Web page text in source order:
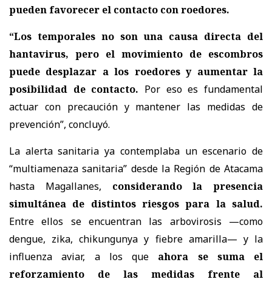
pueden favorecer el contacto con roedores.
“Los temporales no son una causa directa del
hantavirus, pero el movimiento de escombros
puede desplazar a los roedores y aumentar la
posibilidad de contacto. Por eso es fundamental
actuar con precaución y mantener las medidas de
prevención”, concluyó.
La alerta sanitaria ya contemplaba un escenario de
“multiamenaza sanitaria” desde la Región de Atacama
hasta Magallanes, considerando la presencia
simultánea de distintos riesgos para la salud.
Entre ellos se encuentran las arbovirosis —como
dengue, zika, chikungunya y fiebre amarilla— y la
influenza aviar, a los que ahora se suma el
reforzamiento de las medidas frente al